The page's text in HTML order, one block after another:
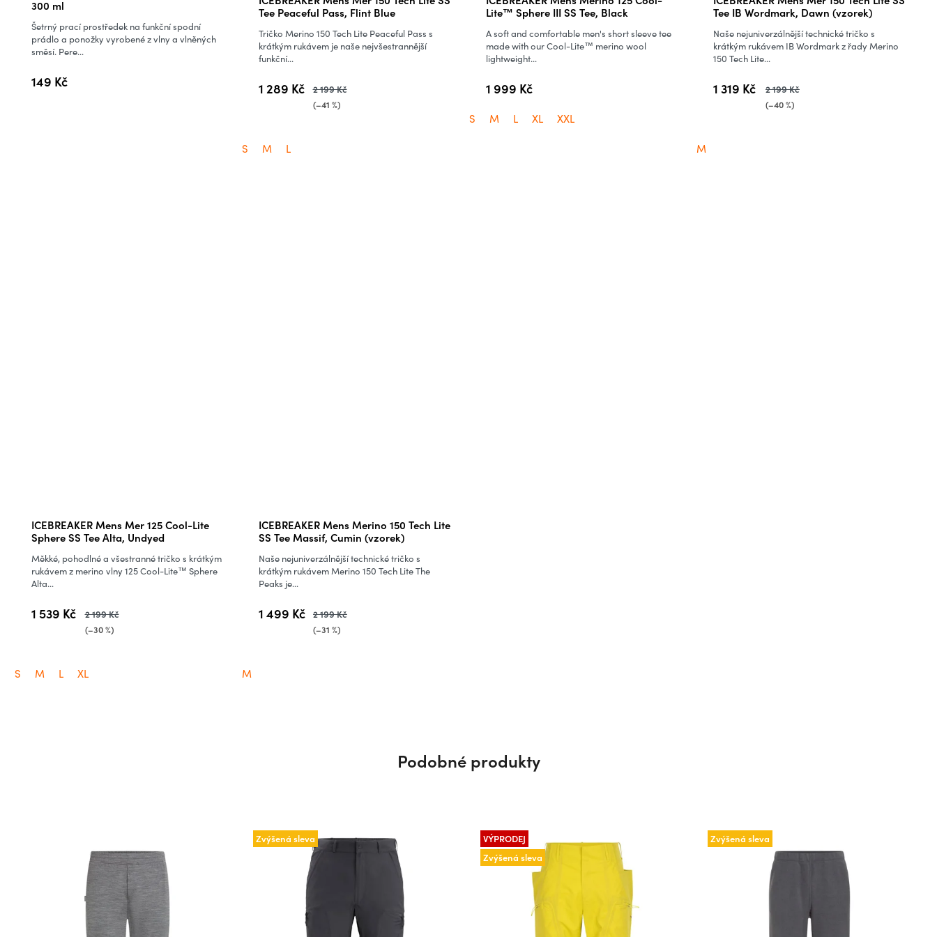
300 ml
hodnocení
produktu
je
5,0
5
149 Kč
Šetrný prací prostředek na funkční spodní
prádlo a ponožky vyrobené z vlny a vlněných
směsí. Pere...
Tee Peaceful Pass, Flint Blue
1 289 Kč 2 199 Kč
(–41 %)
Tričko Merino 150 Tech Lite Peaceful Pass s
krátkým rukávem je naše nejvšestrannější
funkční...
S M L
Lite™ Sphere III SS Tee, Black
1 999 Kč
A soft and comfortable men's short sleeve tee
made with our Cool-Lite™ merino wool
lightweight...
S M L XL XXL
Tee IB Wordmark, Dawn (vzorek)
1 319 Kč 2 199 Kč
(–40 %)
Naše nejuniverzálnější technické tričko s
krátkým rukávem IB Wordmark z řady Merino
150 Tech Lite...
M
ICEBREAKER Mens Mer 125 Cool-Lite
Sphere SS Tee Alta, Undyed
1 539 Kč 2 199 Kč
(–30 %)
Měkké, pohodlné a všestranné tričko s krátkým
rukávem z merino vlny 125 Cool-Lite™ Sphere
Alta...
S M L XL
ICEBREAKER Mens Merino 150 Tech Lite
SS Tee Massif, Cumin (vzorek)
1 499 Kč 2 199 Kč
(–31 %)
Naše nejuniverzálnější technické tričko s
krátkým rukávem Merino 150 Tech Lite The
Peaks je...
M
Podobné produkty
Zvýšená sleva
VÝPRODEJ
Zvýšená sleva
Zvýšená sleva